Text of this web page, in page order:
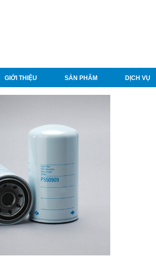
GIỚI THIỆU SẢN PHẨM DỊCH VỤ